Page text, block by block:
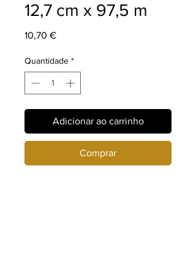
12,7 cm x 97,5 m
10,70 €Preço
Quantidade *
Adicionar ao carrinho
Comprar